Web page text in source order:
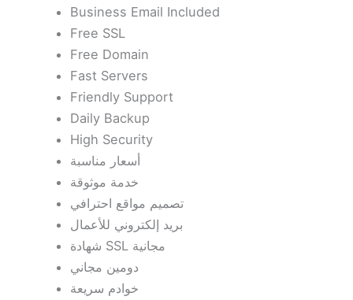
Business Email Included
Free SSL
Free Domain
Fast Servers
Friendly Support
Daily Backup
High Security
أسعار مناسبة
خدمة موثوقة
تصميم مواقع احترافي
بريد إلكتروني للأعمال
شهادة SSL مجانية
دومين مجاني
خوادم سريعة